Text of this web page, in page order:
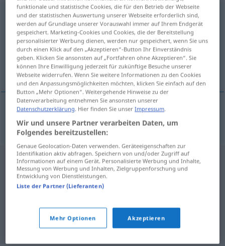
DVD-Hüllef
Übersicht aller Übersetzungen
(Für mehr Details die Übersetzung anklicken/antippen)
θήκη DVD
θήκηfDVD DVD-Hülle
funktionale und statistische Cookies, die für den Betrieb der Webseite
und der statistischen Auswertung unserer Webseite erforderlich sind,
werden auf Grundlage unserer Vorauswahl immer auf Ihrem Endgerät
gespeichert. Marketing-Cookies und Cookies, die der Bereitstellung
personalisierter Werbung dienen, werden nur gespeichert, wenn Sie uns
durch einen Klick auf den „Akzeptieren“-Button Ihr Einverständnis
geben. Klicken Sie ansonsten auf „Fortfahren ohne Akzeptieren“. Sie
können Ihre Einwilligung jederzeit für zukünftige Besuche unserer
Webseite widerrufen. Wenn Sie weitere Informationen zu den Cookies
und den Anpassungsmöglichkeiten möchten, klicken Sie einfach auf den
Button „Mehr Optionen“. Weitergehende Hinweise zu der
Datenverarbeitung entnehmen Sie ansonsten unserer
Datenschutzerklärung. Hier finden Sie unserImpressum.
Wir und unsere Partner verarbeiten Daten, um
Folgendes bereitzustellen:
Genaue Geolocation-Daten verwenden. Geräteeigenschaften zur
Identifikation aktiv abfragen. Speichern von und/oder Zugriff auf
Informationen auf einem Gerät. Personalisierte Werbung und Inhalte,
Messung von Werbung und Inhalten, Zielgruppenforschung und
Entwicklung von Dienstleistungen.
Liste der Partner (Lieferanten)
Mehr Optionen Akzeptieren